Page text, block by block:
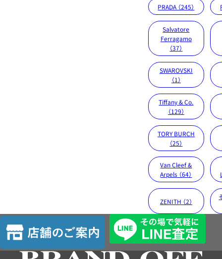
PRADA （245）
Salvatore
Ferragamo
（37）
SWAROVSKI
（1）
Tiffany & Co.
（129）
TORY BURCH
（25）
Van Cleef &
Arpels （64）
ZENITH （2）
店
舗
の